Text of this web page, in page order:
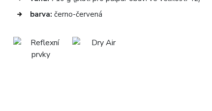
barva: černo-červená